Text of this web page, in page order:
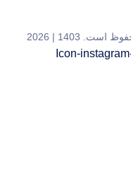
| 2026
Icon-